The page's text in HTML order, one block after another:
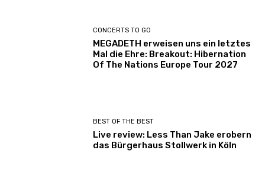
CONCERTS TO GO
MEGADETH erweisen uns ein letztes
Mal die Ehre: Breakout: Hibernation
Of The Nations Europe Tour 2027
BEST OF THE BEST
Live review: Less Than Jake erobern
das Bürgerhaus Stollwerk in Köln